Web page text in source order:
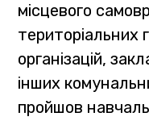
місцевого
територіальних
організацій,
інших
пройшов